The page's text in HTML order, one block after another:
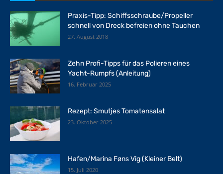
Praxis-Tipp: Schiffsschraube/Propeller
schnell von Dreck befreien ohne Tauchen
27. August 2018
Zehn Profi-Tipps für das Polieren eines
Yacht-Rumpfs (Anleitung)
16. Februar 2025
Rezept: Smutjes Tomatensalat
23. Oktober 2025
Hafen/Marina Føns Vig (Kleiner Belt)
15. Juli 2020